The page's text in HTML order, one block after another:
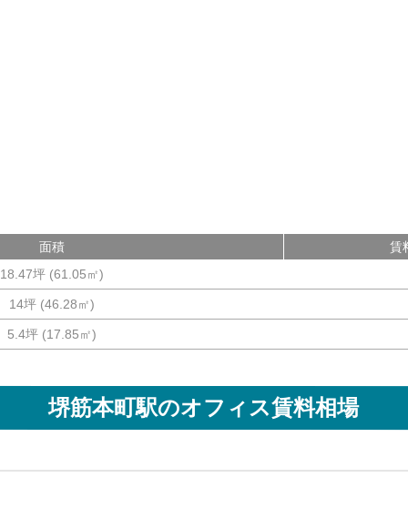
面積 賃
18.47坪 (61.05㎡)
14坪 (46.28㎡)
5.4坪 (17.85㎡)
堺筋本町駅のオフィス賃料相場